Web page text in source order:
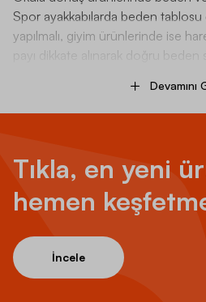
Spor ayakkabılarda beden tablosu
yapılmalı, giyim ürünlerinde ise
payı dikkate alınarak doğru beden
Devamını
Tıkla, en yeni
hemen
İncele